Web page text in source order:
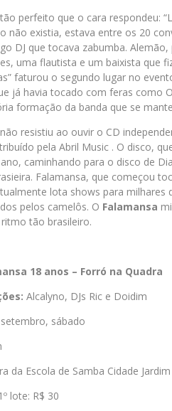
perfeito que o cara respondeu:
não existia, estava entre os 20
DJ que tocava zabumba.
uma flautista e um baixista que
faturou o segundo lugar no
já havia tocado com feras como
formação da banda que se
não resistiu ao ouvir o CD
pela Abril Music . O disco,
caminhando para o disco de
Falamansa, que começou
lota shows para
pelos camelôs. O Falamansa
tão brasileiro.
18 anos – Forró na Quadra
Alcalyno, DJs Ric e Doidim
sábado
da Escola de Samba Cidade
lote: R$ 30